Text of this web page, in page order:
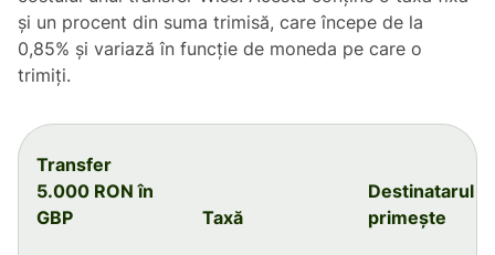
și un procent din suma trimisă, care începe de la
0,85% și variază în funcție de moneda pe care o
trimiți.
Transfer
5.000 RON în
GBP
Taxă
Destinatarul
primește